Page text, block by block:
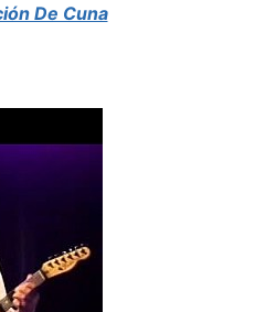
De Cuna